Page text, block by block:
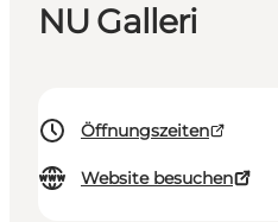
Erlebnisse
NU Galleri
Öffnungszeiten
Website besuchen